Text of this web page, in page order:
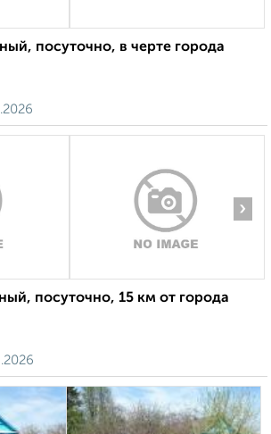
посуточно, в черте города
›
посуточно, 15 км от города